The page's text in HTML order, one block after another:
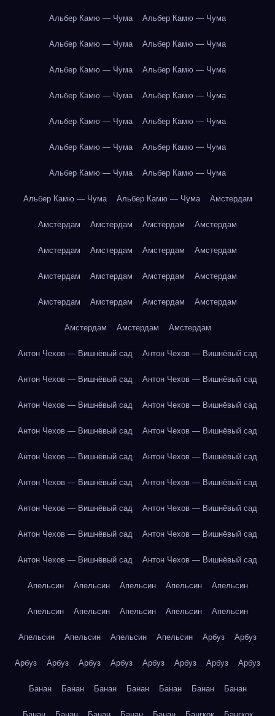
Альбер Камю — Чума Альбер Камю — Чума
Альбер Камю — Чума Альбер Камю — Чума
Альбер Камю — Чума Альбер Камю — Чума
Альбер Камю — Чума Альбер Камю — Чума
Альбер Камю — Чума Альбер Камю — Чума
Альбер Камю — Чума Альбер Камю — Чума
Альбер Камю — Чума Альбер Камю — Чума
Альбер Камю — Чума Альбер Камю — Чума Амстердам
Амстердам Амстердам Амстердам Амстердам
Амстердам Амстердам Амстердам Амстердам
Амстердам Амстердам Амстердам Амстердам
Амстердам Амстердам Амстердам Амстердам
Амстердам Амстердам Амстердам
Антон Чехов — Вишнёвый сад Антон Чехов — Вишнёвый сад
Антон Чехов — Вишнёвый сад Антон Чехов — Вишнёвый сад
Антон Чехов — Вишнёвый сад Антон Чехов — Вишнёвый сад
Антон Чехов — Вишнёвый сад Антон Чехов — Вишнёвый сад
Антон Чехов — Вишнёвый сад Антон Чехов — Вишнёвый сад
Антон Чехов — Вишнёвый сад Антон Чехов — Вишнёвый сад
Антон Чехов — Вишнёвый сад Антон Чехов — Вишнёвый сад
Антон Чехов — Вишнёвый сад Антон Чехов — Вишнёвый сад
Антон Чехов — Вишнёвый сад Антон Чехов — Вишнёвый сад
Апельсин Апельсин Апельсин Апельсин Апельсин
Апельсин Апельсин Апельсин Апельсин Апельсин
Апельсин Апельсин Апельсин Апельсин Арбуз Арбуз
Арбуз Арбуз Арбуз Арбуз Арбуз Арбуз Арбуз Арбуз
Банан Банан Банан Банан Банан Банан Банан